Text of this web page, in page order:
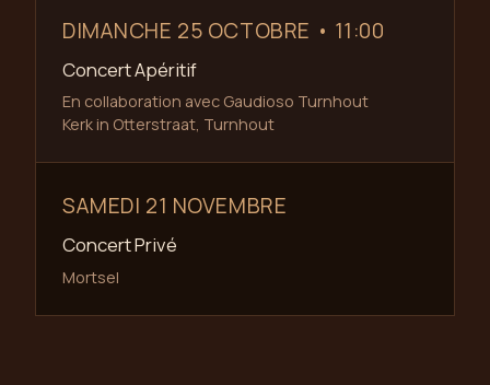
DIMANCHE 25 OCTOBRE • 11:00
Concert Apéritif
En collaboration avec Gaudioso Turnhout
Kerk in Otterstraat, Turnhout
SAMEDI 21 NOVEMBRE
Concert Privé
Mortsel